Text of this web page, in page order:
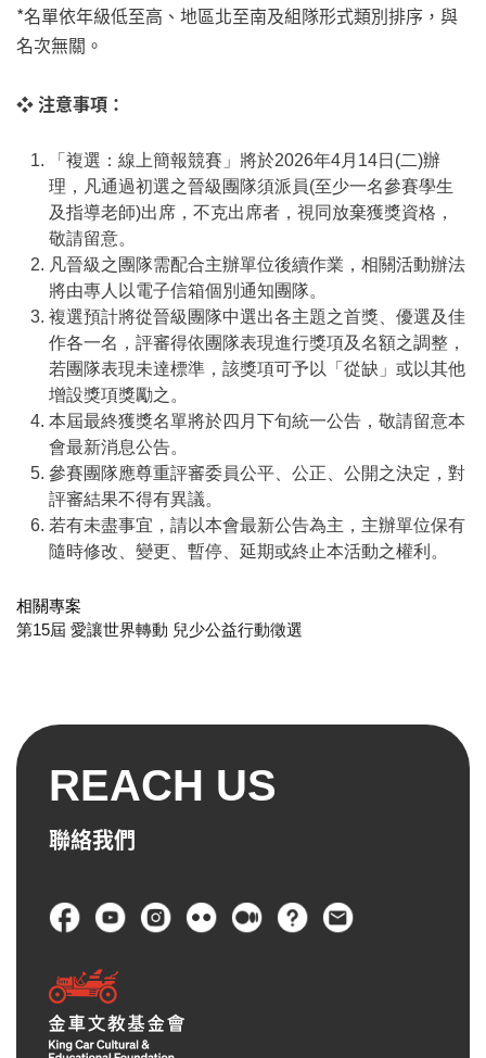
*名單依年級低至高、地區北至南及組隊形式類別排序，與
名次無關。
❖ 注意事項：
「複選：線上簡報競賽」將於2026年4月14日(二)辦
理，凡通過初選之晉級團隊須派員(至少一名參賽學生
及指導老師)出席，不克出席者，視同放棄獲獎資格，
敬請留意。
凡晉級之團隊需配合主辦單位後續作業，相關活動辦法
將由專人以電子信箱個別通知團隊。
複選預計將從晉級團隊中選出各主題之首獎、優選及佳
作各一名，評審得依團隊表現進行獎項及名額之調整，
若團隊表現未達標準，該獎項可予以「從缺」或以其他
增設獎項獎勵之。
本屆最終獲獎名單將於四月下旬統一公告，敬請留意本
會最新消息公告。
參賽團隊應尊重評審委員公平、公正、公開之決定，對
評審結果不得有異議。
若有未盡事宜，請以本會最新公告為主，主辦單位保有
隨時修改、變更、暫停、延期或終止本活動之權利。
相關專案
第15屆 愛讓世界轉動 兒少公益行動徵選
REACH US
聯絡我們
頁尾